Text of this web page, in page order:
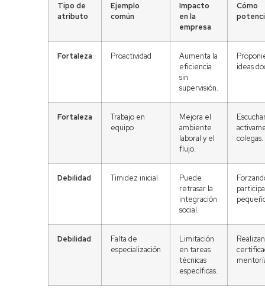
Tipo de
atributo
Ejemplo
común
Impacto
en la
empresa
Cómo
Fortaleza Proactividad
Aumenta la
eficiencia
sin
supervisión.
ideas
Fortaleza
Trabajo en
equipo
Mejora el
ambiente
laboral y el
flujo.
colegas.
Debilidad Timidez inicial
Puede
retrasar la
integración
social.
Debilidad
Falta de
especialización
Limitación
en tareas
técnicas
específicas.